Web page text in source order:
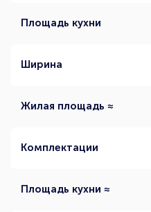
Площадь кухни
Ширина
Жилая площадь ≈
Комплектации
Площадь кухни ≈